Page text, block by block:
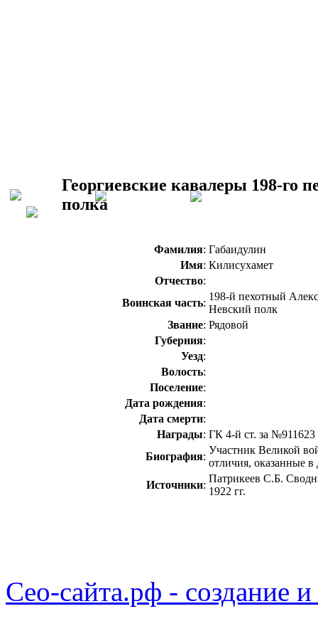
Георгиевские кавалеры 198-го
полка
Фамилия: Габаидулин
Имя: Килисухамет
Отчество:
Воинская часть:
198-й пехотный
Невский полк
Звание: Рядовой
Губерния:
Уезд:
Волость:
Поселение:
Дата рождения:
Дата смерти:
Награды: ГК 4-й ст. за №911623
Биография:
Участник Великой
отличия, оказанные в
Источники:
Патрикеев С.Б.
1922 гг.
Сео-сайта.рф - создание и